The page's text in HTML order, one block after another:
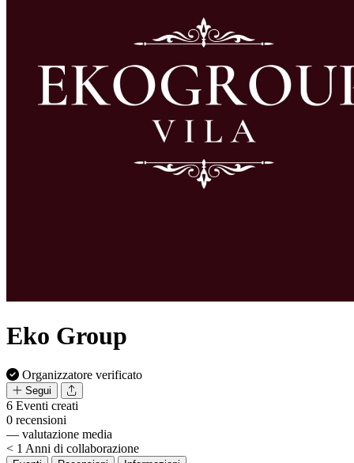
Eko Group
Organizzatore verificato
Segui
6 Eventi creati
0 recensioni
— valutazione media
< 1 Anni di collaborazione